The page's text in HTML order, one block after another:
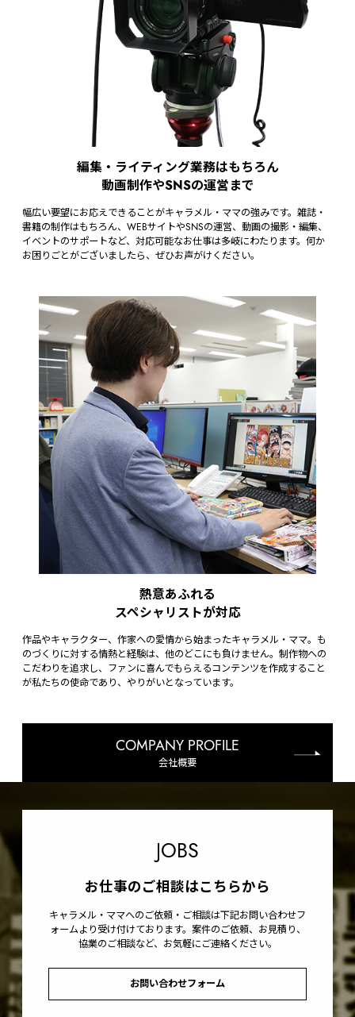
編集・ライティング業務はもちろん
動画制作やSNSの運営まで
幅広い要望にお応えできることがキャラメル・ママの強みです。雑誌・
書籍の制作はもちろん、WEBサイトやSNSの運営、動画の撮影・編集、
イベントのサポートなど、対応可能なお仕事は多岐にわたります。何か
お困りごとがございましたら、ぜひお声がけください。
熱意あふれる
スペシャリストが対応
作品やキャラクター、作家への愛情から始まったキャラメル・ママ。も
のづくりに対する情熱と経験は、他のどこにも負けません。制作物への
こだわりを追求し、ファンに喜んでもらえるコンテンツを作成すること
が私たちの使命であり、やりがいとなっています。
COMPANY PROFILE
会社概要
JOBS
お仕事のご相談はこちらから
キャラメル・ママへのご依頼・ご相談は下記お問い合わせフ
ォームより受け付けております。案件のご依頼、お見積り、
協業のご相談など、お気軽にご連絡ください。
お問い合わせフォーム